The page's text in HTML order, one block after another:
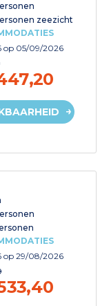
zeezicht
op 05/09/2026
op 29/08/2026